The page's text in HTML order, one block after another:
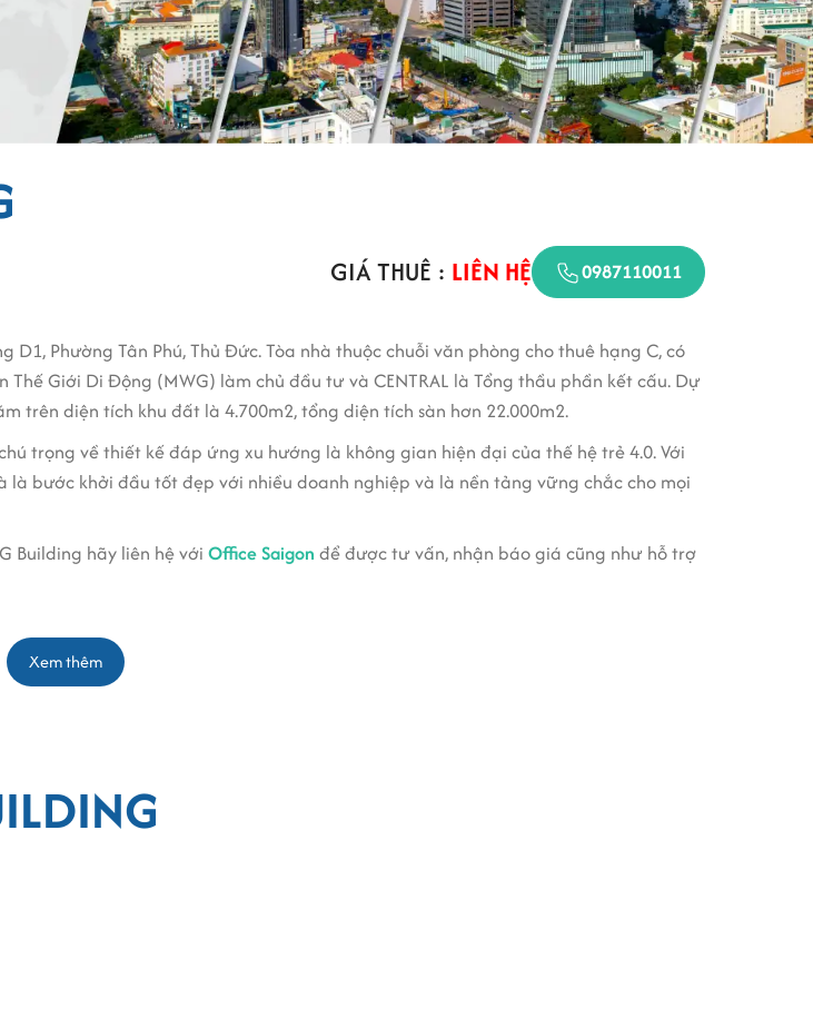
GIÁ THUÊ : LIÊN HỆ 0987110011
D1, Phường Tân Phú, Thủ Đức. Tòa nhà thuộc chuỗi văn phòng cho thuê hạng C, có
Giới Di Động (MWG) làm chủ đầu tư và CENTRAL là Tổng thầu phần kết cấu. Dự
trên diện tích khu đất là 4.700m2, tổng diện tích sàn hơn 22.000m2.
trọng về thiết kế đáp ứng xu hướng là không gian hiện đại của thế hệ trẻ 4.0. Với
bước khởi đầu tốt đẹp với nhiều doanh nghiệp và là nền tảng vững chắc cho mọi
Building hãy liên hệ với Office Saigon để được tư vấn, nhận báo giá cũng như hỗ trợ
Công nghệ cao
phòng nhận được nhiều ánh sáng tự nhiên. MWG Building theo phong cách không
Xem thêm